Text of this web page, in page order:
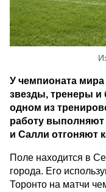
У чемпионата
звезды, тренеры и
одном из
работу выполняют
и Салли отгоняют
Поле находится в
города. Его
Торонто на матчи